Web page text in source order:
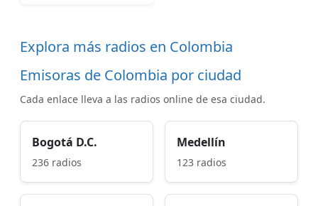
Explora más radios en Colombia
Emisoras de Colombia por ciudad
Cada enlace lleva a las radios online de esa ciudad.
Bogotá D.C.
236 radios
Medellín
123 radios